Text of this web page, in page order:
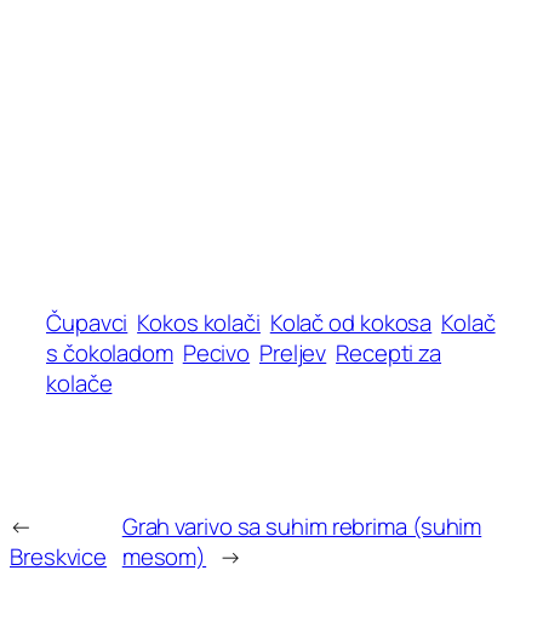
Čupavci Kokos kolači Kolač od kokosa Kolač
s čokoladom Pecivo Preljev Recepti za
kolače
←
Breskvice
Grah varivo sa suhim rebrima (suhim
mesom) →